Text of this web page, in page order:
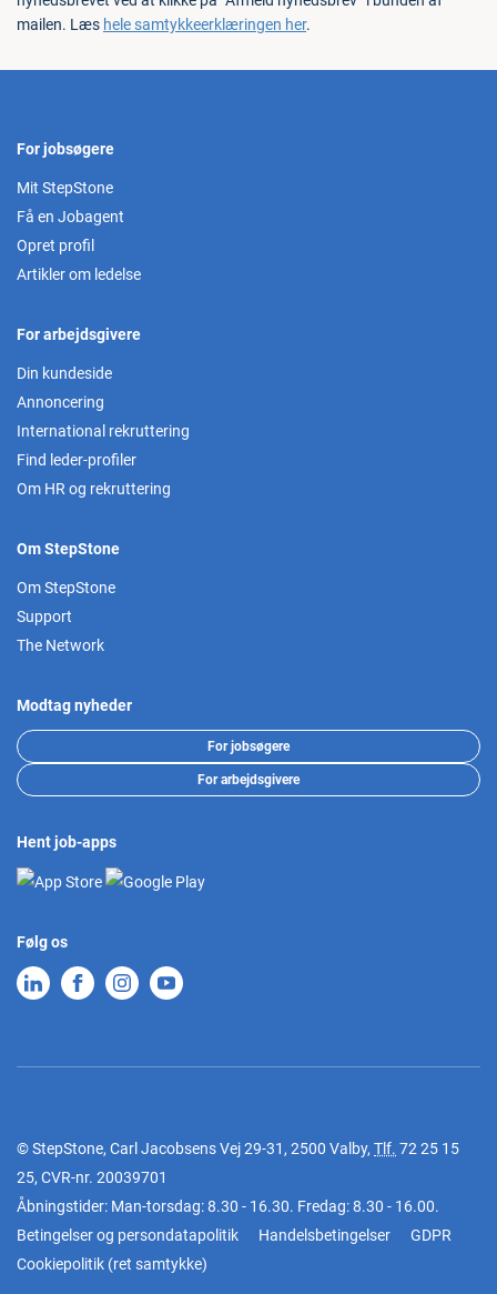
mailen. Læs hele samtykkeerklæringen her.
For jobsøgere
Mit StepStone
Få en Jobagent
Opret profil
Artikler om ledelse
For arbejdsgivere
Din kundeside
Annoncering
International rekruttering
Find leder-profiler
Om HR og rekruttering
Om StepStone
Om StepStone
Support
The Network
Modtag nyheder
For jobsøgere
For arbejdsgivere
Hent job-apps
Følg os
© StepStone, Carl Jacobsens Vej 29-31, 2500 Valby, Tlf. 72 25 15
25, CVR-nr. 20039701
Åbningstider: Man-torsdag: 8.30 - 16.30. Fredag: 8.30 - 16.00.
Betingelser og persondatapolitik
Handelsbetingelser
GDPR
Cookiepolitik (ret samtykke)